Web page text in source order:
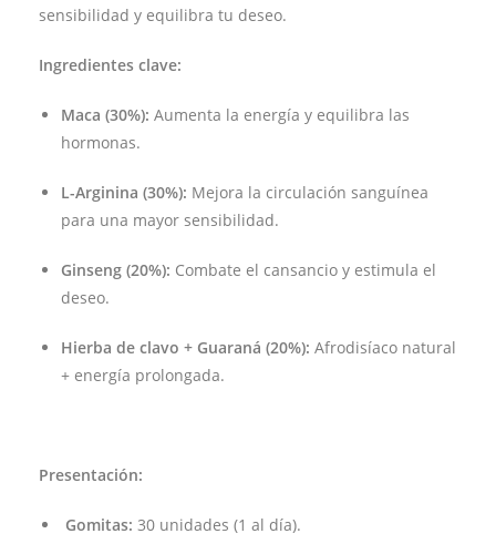
sensibilidad y equilibra tu deseo.
Ingredientes clave:
Maca (30%): Aumenta la energía y equilibra las
hormonas.
L-Arginina (30%): Mejora la circulación sanguínea
para una mayor sensibilidad.
Ginseng (20%): Combate el cansancio y estimula el
deseo.
Hierba de clavo + Guaraná (20%): Afrodisíaco natural
+ energía prolongada.
Presentación:
Gomitas: 30 unidades (1 al día).